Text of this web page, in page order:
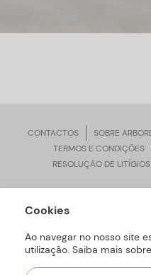
CONTACTOS SOBRE
TERMOS E CONDIÇÕES
RESOLUÇÃO DE LITÍGIOS
ARBORETTO © Todos os Direitos
Cookies
Ao navegar no nosso site
utilização. Saiba mais